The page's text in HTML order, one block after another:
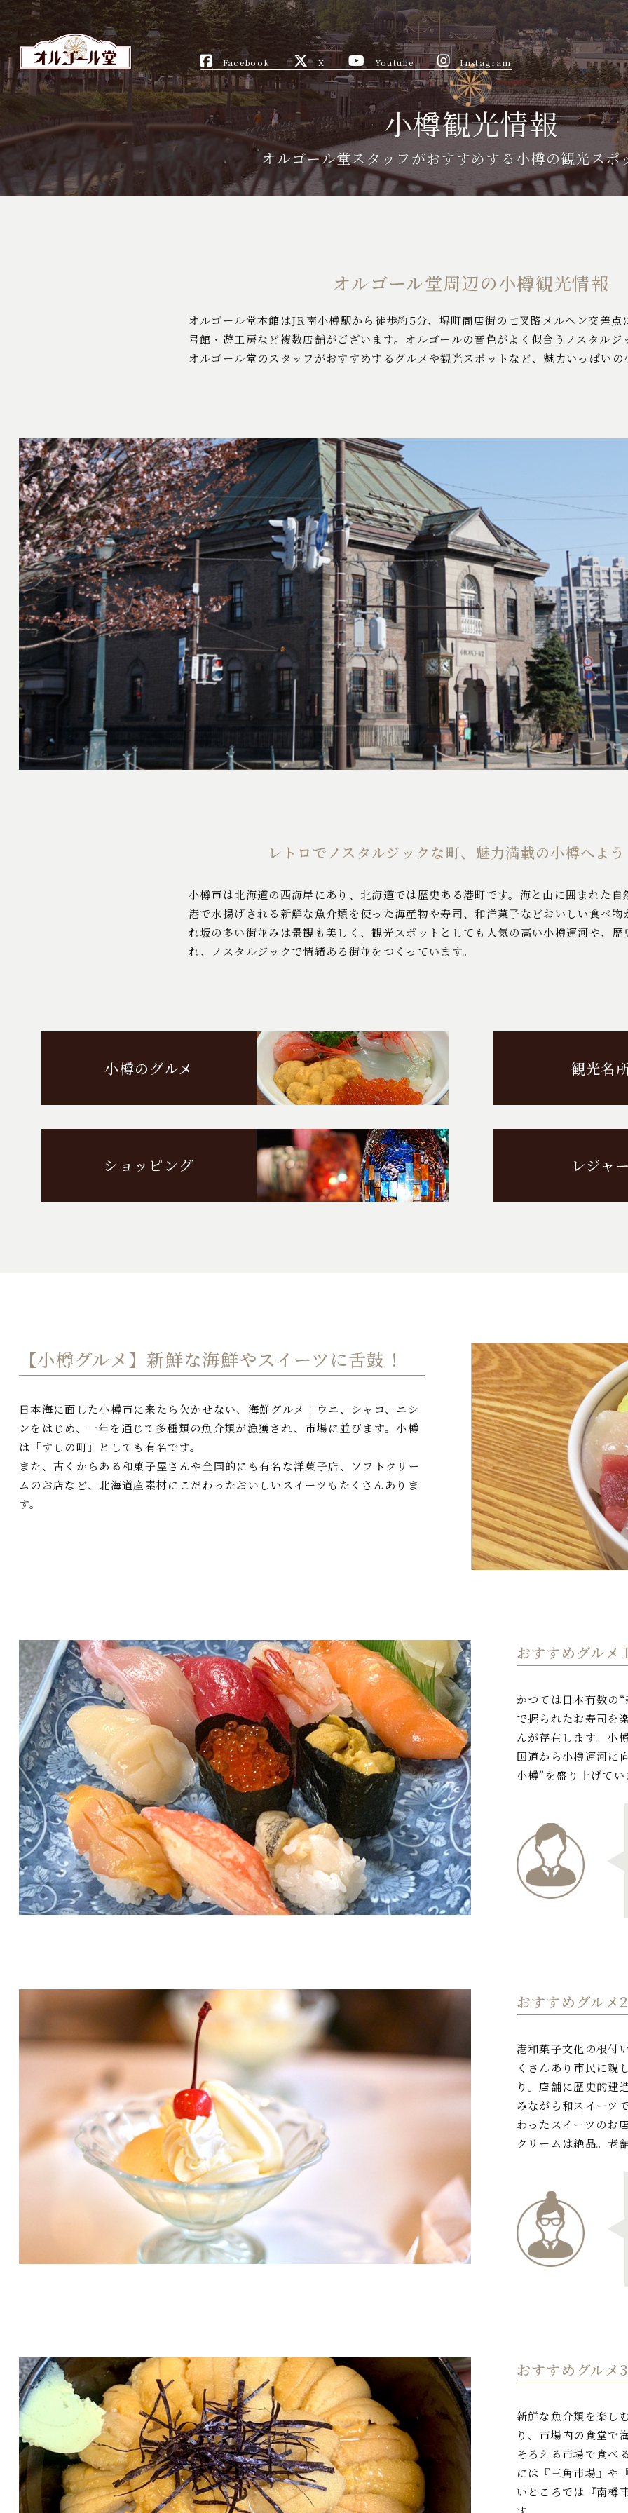
Facebook X Youtube Instagram
小樽観光情報
オルゴール堂スタッフがおすすめする 小樽の観光スポ
オルゴール堂周辺の小樽観光情報
オルゴール堂本館はJR南小樽駅から徒歩約5分、堺町商店街の七叉路メルヘン交差
号館・遊工房など複数店舗がございます。オルゴールの音色がよく似合うノスタルジ
オルゴール堂のスタッフがおすすめするグルメや観光スポットなど、魅力いっぱい
レトロでノスタルジックな町、魅力満載の小樽へよ
小樽市は北海道の西海岸にあり、北海道では歴史ある港町です。海と山に囲まれた
港で水揚げされる新鮮な魚介類を使った海産物や寿司、和洋菓子などおいしい食べ
れ坂の多い街並みは景観も美しく、観光スポットとしても人気の高い小樽運河や、
れ、ノスタルジックで情緒ある街並をつくっています。
小樽のグルメ 観光名
ショッピング レジャ
【小樽グルメ】 新鮮な海鮮やスイーツに舌鼓！
日本海に面した小樽市に来たら欠かせない、海鮮グルメ！ウニ、シャコ、ニシ
ンをはじめ、一年を通じて多種類の魚介類が漁獲され、市場に並びます。小樽
は「すしの町」としても有名です。
また、古くからある和菓子屋さんや全国的にも有名な洋菓子店、ソフトクリー
ムのお店など、北海道産素材にこだわったおいしいスイーツもたくさんありま
す。
おすすめグルメ
かつては日本有数の
で握られたお寿司を
んが存在します。小
国道から小樽運河に
小樽”を盛り上げて
おすすめグルメ
港和菓子文化の根付
くさんあり市民に親
り。店舗に歴史的建
みながら和スイーツ
わったスイーツのお
クリームは絶品。老
おすすめグルメ
新鮮な魚介類を楽し
り、市場内の食堂で
そろえる市場で食べ
には『三角市場』や
いところでは『南樽